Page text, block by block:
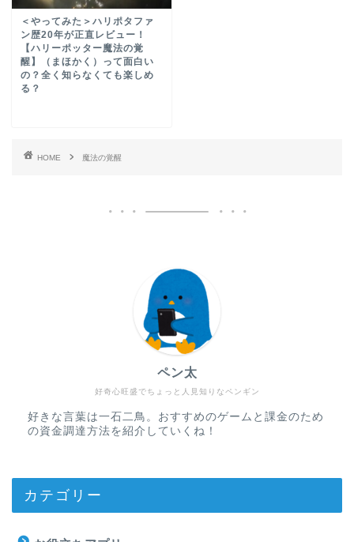
＜やってみた＞ハリポタファ
ン歴20年が正直レビュー！
【ハリーポッター魔法の覚
醒】（まほかく）って面白い
の？全く知らなくても楽しめ
る？
HOME 魔法の覚醒
好奇心旺盛でちょっと人見知りなペンギン
ペン太
好きな言葉は一石二鳥。おすすめのゲームと課金のため
の資金調達方法を紹介していくね！
カテゴリー